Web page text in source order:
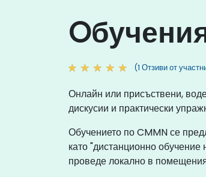
(1 Отзиви от
Онлайн или присъствени,
дискусии и практически
Обучението по CMMN се
като "дистанционно
проведе локално в